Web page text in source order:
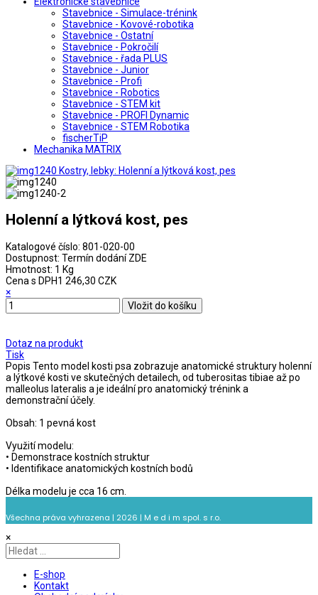
Stavebnice - Simulace-trénink
Stavebnice - Kovové-robotika
Stavebnice - Ostatní
Stavebnice - Pokročilí
Stavebnice - řada PLUS
Stavebnice - Junior
Stavebnice - Profi
Stavebnice - Robotics
Stavebnice - STEM kit
Stavebnice - PROFI Dynamic
Stavebnice - STEM Robotika
fischerTiP
Mechanika MATRIX
Holenní a lýtková kost, pes
Katalogové číslo: 801-020-00
Dostupnost: Termín dodání ZDE
Hmotnost: 1 Kg
Cena s DPH1 246,30 CZK
×
Dotaz na produkt
Tisk
Popis Tento model kosti psa zobrazuje anatomické struktury holenní
a lýtkové kosti ve skutečných detailech, od tuberositas tibiae až po
malleolus lateralis a je ideální pro anatomický trénink a
demonstrační účely.
Obsah: 1 pevná kost
Využití modelu:
• Demonstrace kostních struktur
• Identifikace anatomických kostních bodů
Délka modelu je cca 16 cm.
Všechna práva vyhrazena | 2026 | M e d i m spol. s r.o.
×
E-shop
Kontakt